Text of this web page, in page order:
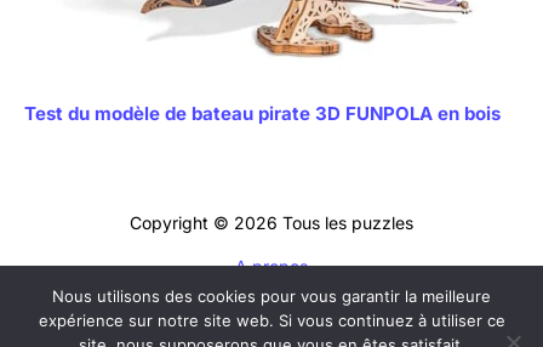
Test du modèle de bateau pirate 3D FUNPOLA en bois
Copyright © 2026 Tous les puzzles
A propos
Contact
Mentions légales
Nous utilisons des cookies pour vous garantir la meilleure
expérience sur notre site web. Si vous continuez à utiliser ce